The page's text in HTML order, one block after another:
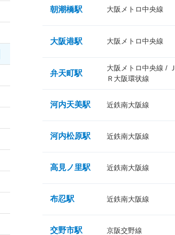
朝潮橋駅 大阪メトロ中央線
大阪港駅 大阪メトロ中央線
弁天町駅
大阪メトロ中央線 / Ｊ
Ｒ大阪環状線
河内天美駅 近鉄南大阪線
河内松原駅 近鉄南大阪線
高見ノ里駅 近鉄南大阪線
布忍駅 近鉄南大阪線
交野市駅 京阪交野線